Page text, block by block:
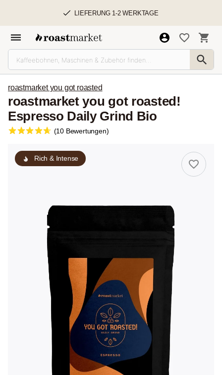
LIEFERUNG 1-2 WERKTAGE
roastmarket you got roasted
roastmarket you got roasted!
Espresso Daily Grind Bio
(10 Bewertungen)
Rich & Intense